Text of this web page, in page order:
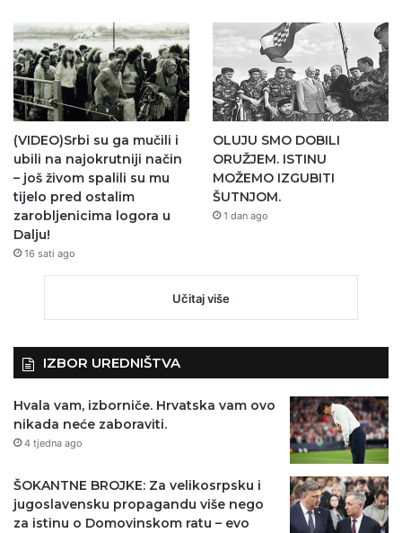
(VIDEO)Srbi su ga mučili i
ubili na najokrutniji način
– još živom spalili su mu
tijelo pred ostalim
zarobljenicima logora u
Dalju!
16 sati ago
OLUJU SMO DOBILI
ORUŽJEM. ISTINU
MOŽEMO IZGUBITI
ŠUTNJOM.
1 dan ago
Učitaj više
IZBOR UREDNIŠTVA
Hvala vam, izborniče. Hrvatska vam ovo
nikada neće zaboraviti.
4 tjedna ago
ŠOKANTNE BROJKE: Za velikosrpsku i
jugoslavensku propagandu više nego
za istinu o Domovinskom ratu – evo